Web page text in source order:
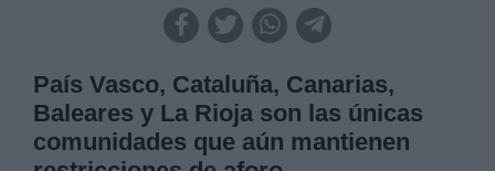
País Vasco, Cataluña, Canarias,
Baleares y La Rioja son las únicas
comunidades que aún mantienen